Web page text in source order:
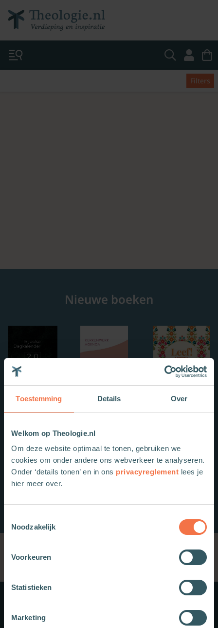
Toestemming Details Over
Welkom op Theologie.nl
Om deze website optimaal te tonen, gebruiken we
cookies om onder andere ons webverkeer te analyseren.
Onder ‘details tonen’ en in ons privacyreglement lees je
hier meer over.
Noodzakelijk
Voorkeuren
Statistieken
Marketing
Filters
Nieuwe boeken